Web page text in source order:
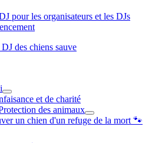
pour les organisateurs et les DJs
et de charité
des animaux
un chien d'un refuge de la mort 🐾